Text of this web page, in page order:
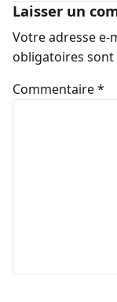
Laisser un
Votre adresse e-
obligatoires sont
Commentaire*